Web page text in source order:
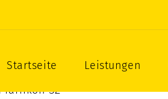
Startseite Leistungen